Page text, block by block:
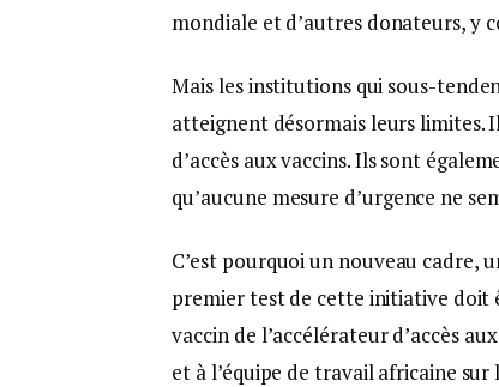
mondiale et d’autres donateurs, y
Mais les institutions qui sous-
atteignent désormais leurs limites.
d’accès aux vaccins. Ils sont
qu’aucune mesure d’urgence ne
C’est pourquoi un nouveau cadre,
premier test de cette initiative doit
vaccin de l’accélérateur d’accès
et à l’équipe de travail africaine sur